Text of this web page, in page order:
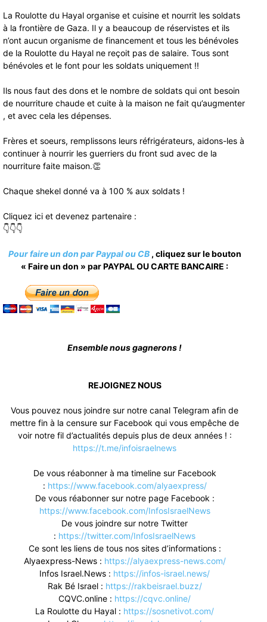
La Roulotte du Hayal organise et cuisine et nourrit les soldats
à la frontière de Gaza. Il y a beaucoup de réservistes et ils
n’ont aucun organisme de financement et tous les bénévoles
de la Roulotte du Hayal ne reçoit pas de salaire. Tous sont
bénévoles et le font pour les soldats uniquement !!
Ils nous faut des dons et le nombre de soldats qui ont besoin
de nourriture chaude et cuite à la maison ne fait qu’augmenter
, et avec cela les dépenses.
Frères et soeurs, remplissons leurs réfrigérateurs, aidons-les à
continuer à nourrir les guerriers du front sud avec de la
nourriture faite maison.👏
Chaque shekel donné va à 100 % aux soldats !
Cliquez ici et devenez partenaire :
👇👇👇
Pour faire un don par Paypal ou CB , cliquez sur le bouton
« Faire un don » par PAYPAL OU CARTE BANCAIRE :
Ensemble nous gagnerons !
REJOIGNEZ NOUS
Vous pouvez nous joindre sur notre canal Telegram afin de
mettre fin à la censure sur Facebook qui vous empêche de
voir notre fil d’actualités depuis plus de deux années ! :
https://t.me/infoisraelnews
De vous réabonner à ma timeline sur Facebook
: https://www.facebook.com/alyaexpress/
De vous réabonner sur notre page Facebook :
https://www.facebook.com/InfosIsraelNews
De vous joindre sur notre Twitter
: https://twitter.com/InfosIsraelNews
Ce sont les liens de tous nos sites d’informations :
Alyaexpress-News : https://alyaexpress-news.com/
Infos Israel.News : https://infos-israel.news/
Rak Bé Israel : https://rakbeisrael.buzz/
CQVC.online : https://cqvc.online/
La Roulotte du Hayal : https://sosnetivot.com/